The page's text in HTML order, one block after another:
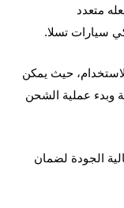
متعدد
سيارات تسلا.
حيث يمكن
وبدء عملية الشحن
الجودة لضمان